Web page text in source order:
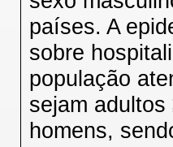
países. A
sobre
população
sejam
homens,